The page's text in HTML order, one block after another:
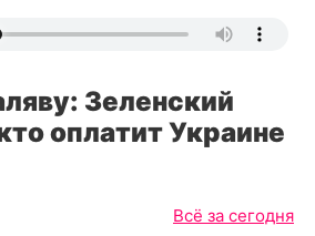
Зеленский
оплатит Украине
Всё за сегодня